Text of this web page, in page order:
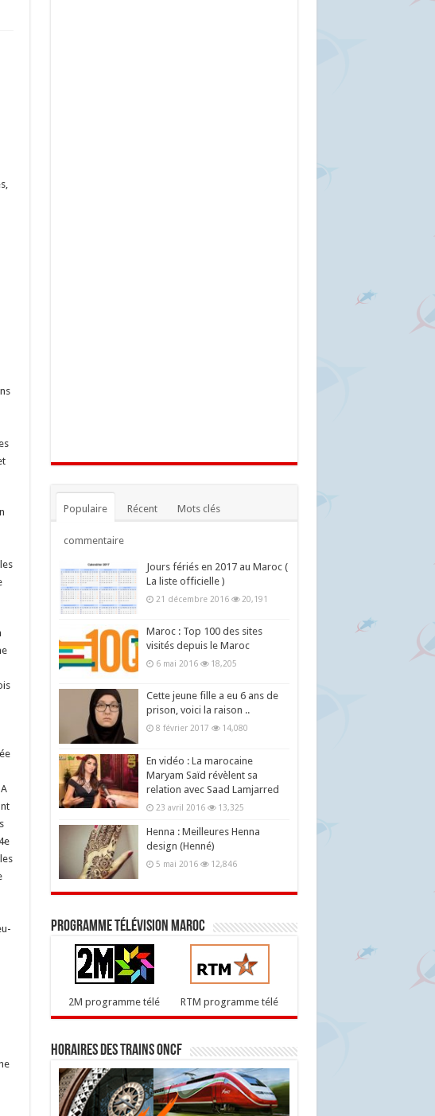
Populaire Récent Mots clés
commentaire
Jours fériés en 2017 au Maroc (
La liste officielle )
21 décembre 2016 20,191
Maroc : Top 100 des sites
visités depuis le Maroc
6 mai 2016 18,205
Cette jeune fille a eu 6 ans de
prison, voici la raison ..
8 février 2017 14,080
En vidéo : La marocaine
Maryam Saïd révèlent sa
relation avec Saad Lamjarred
23 avril 2016 13,325
Henna : Meilleures Henna
design (Henné)
5 mai 2016 12,846
Programme télévision maroc
2M programme télé RTM programme télé
Horaires des trains ONCF